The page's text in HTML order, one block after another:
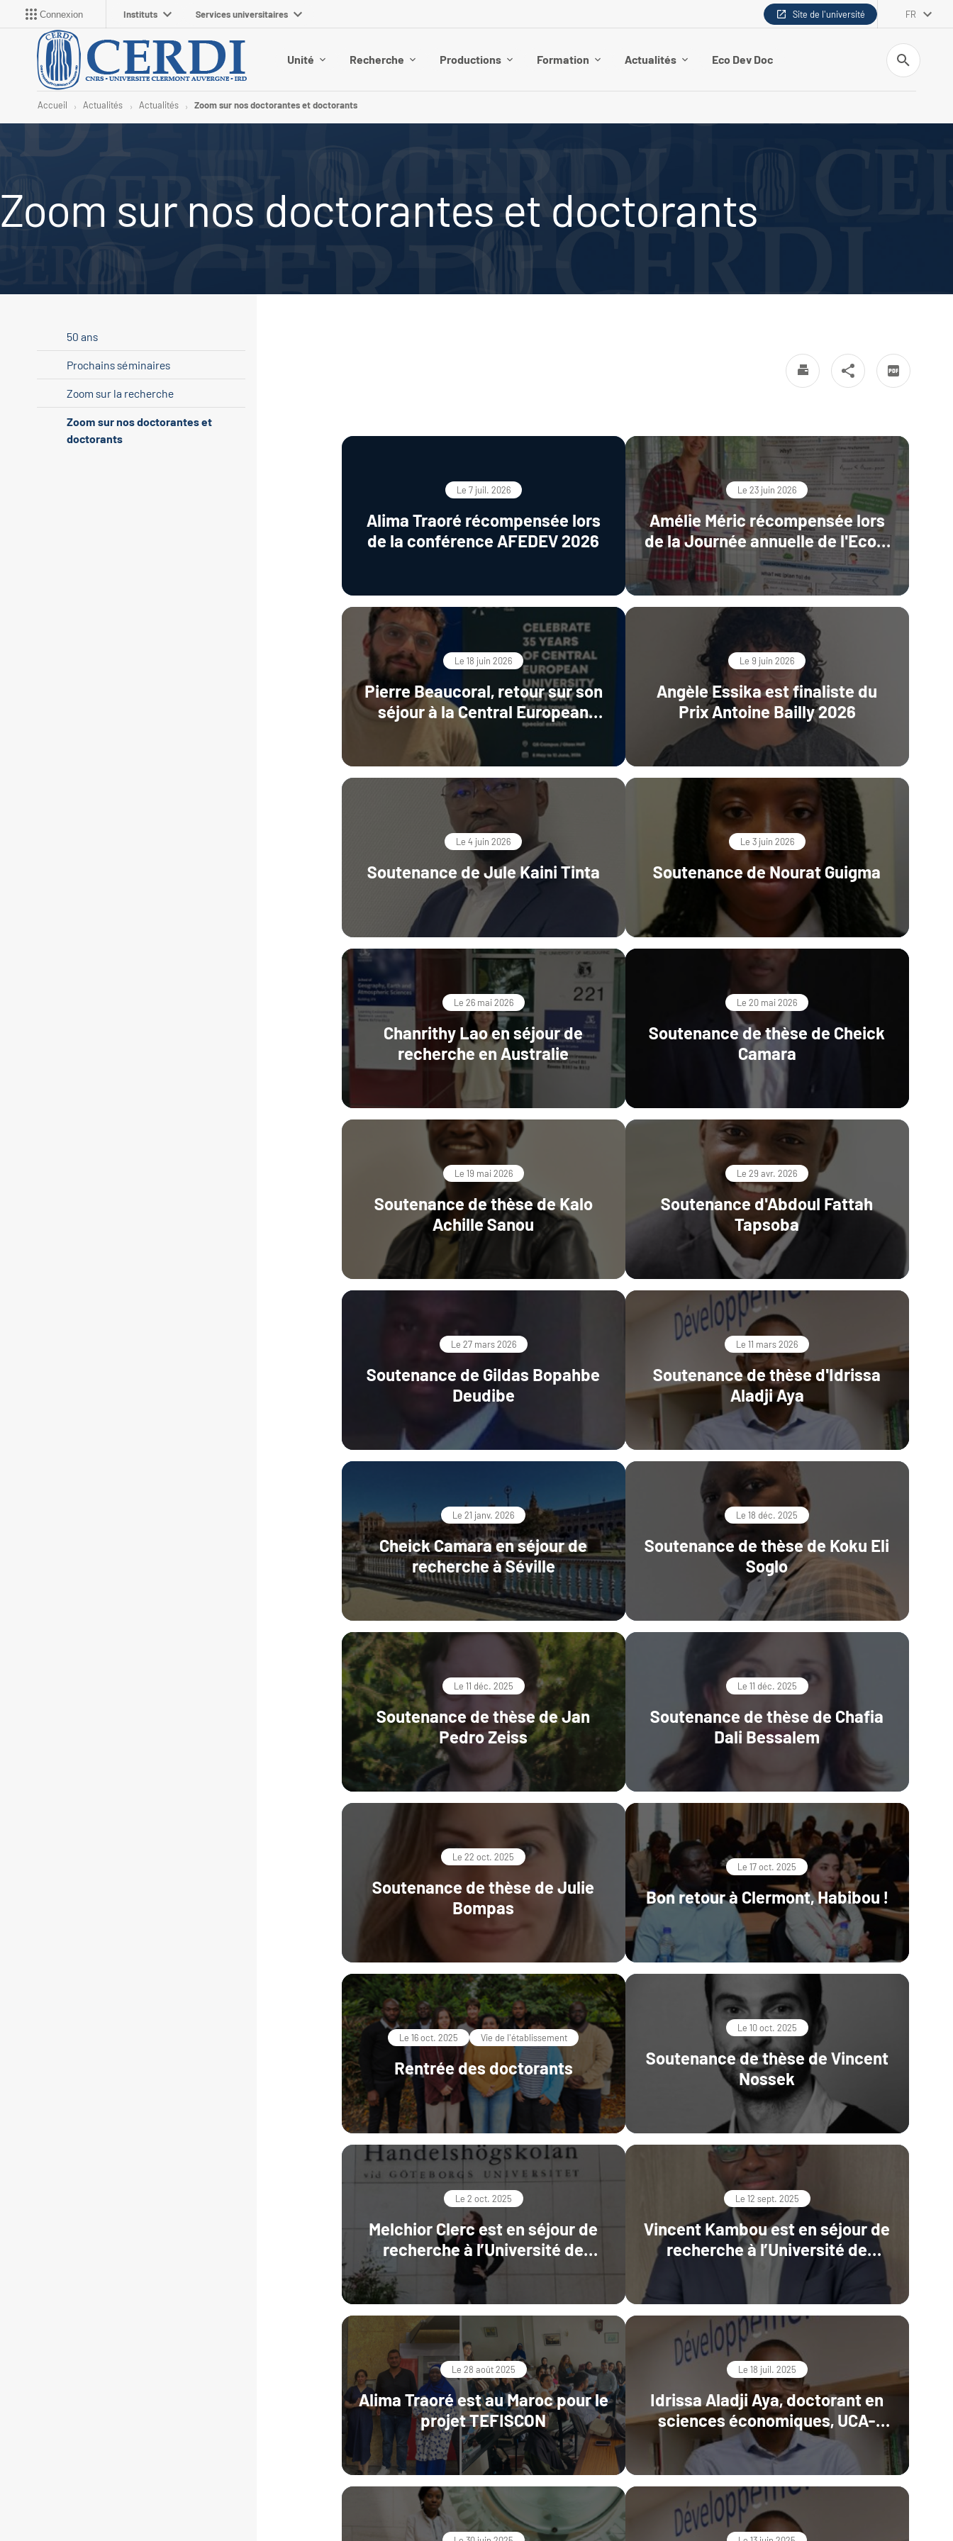
Connexion Instituts Services universitaires Site de l'université FR
Unité Recherche Productions Formation Actualités Eco Dev Doc
Recherche
Accueil Actualités Actualités Zoom sur nos doctorantes et doctorants
Zoom sur nos doctorantes et doctorants
Le 7 juil. 2026
Alima Traoré récompensée lors
de la conférence AFEDEV 2026
Le 23 juin 2026
Amélie Méric récompensée lors
de la Journée annuelle de l'Ecole
doctorale
Le 18 juin 2026
Pierre Beaucoral, retour sur son
séjour à la Central European
University en Autriche
Le 9 juin 2026
Angèle Essika est finaliste du
Prix Antoine Bailly 2026
Le 4 juin 2026
Soutenance de Jule Kaini Tinta
Le 3 juin 2026
Soutenance de Nourat Guigma
Le 26 mai 2026
Chanrithy Lao en séjour de
recherche en Australie
Le 20 mai 2026
Soutenance de thèse de Cheick
Camara
Le 19 mai 2026
Soutenance de thèse de Kalo
Achille Sanou
Le 29 avr. 2026
Soutenance d'Abdoul Fattah
Tapsoba
Le 27 mars 2026
Soutenance de Gildas Bopahbe
Deudibe
Le 11 mars 2026
Soutenance de thèse d'Idrissa
Aladji Aya
Le 21 janv. 2026
Cheick Camara en séjour de
recherche à Séville
Le 18 déc. 2025
Soutenance de thèse de Koku Eli
Soglo
Le 11 déc. 2025
Soutenance de thèse de Jan
Pedro Zeiss
Le 11 déc. 2025
Soutenance de thèse de Chafia
Dali Bessalem
Le 22 oct. 2025
Soutenance de thèse de Julie
Bompas
Le 17 oct. 2025
Bon retour à Clermont, Habibou !
Le 16 oct. 2025 Vie de l'établissement
Rentrée des doctorants
Le 10 oct. 2025
Soutenance de thèse de Vincent
Nossek
Le 2 oct. 2025
Melchior Clerc est en séjour de
recherche à l’Université de
Göteborg
Le 12 sept. 2025
Vincent Kambou est en séjour de
recherche à l’Université de
Boston
Le 28 août 2025
Alima Traoré est au Maroc pour le
projet TEFISCON
Le 18 juil. 2025
Idrissa Aladji Aya, doctorant en
sciences économiques, UCA-
CERDI
50 ans
Prochains séminaires
Zoom sur la recherche
Zoom sur nos doctorantes et
doctorants